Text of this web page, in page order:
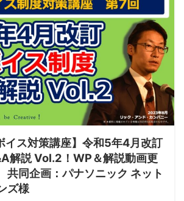
イス対策講座】令和5年4月改訂
解説 Vol.2！WP＆解説動画更
同企画：パナソニック ネット
ズ様